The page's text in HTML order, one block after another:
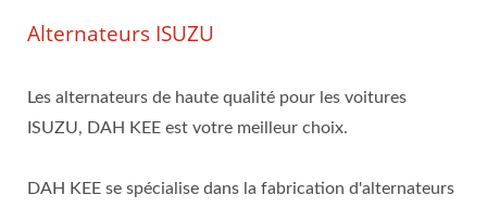
Alternateurs ISUZU
Les alternateurs de haute qualité pour les voitures
ISUZU, DAH KEE est votre meilleur choix.
DAH KEE se spécialise dans la fabrication d'alternateurs